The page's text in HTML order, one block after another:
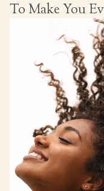
To Make You